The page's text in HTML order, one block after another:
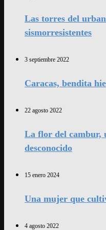
Las torres del
sismorresistentes
3 septiembre 2022
Caracas, bendita
22 agosto 2022
La flor del cambur,
desconocido
15 enero 2024
Una mujer que
4 agosto 2022